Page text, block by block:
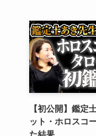
【初公開】鑑定
ット・ホロスコ